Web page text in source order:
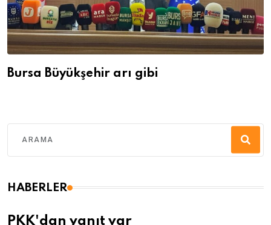
Bursa Büyükşehir arı gibi
HABERLER
PKK'dan yanıt var